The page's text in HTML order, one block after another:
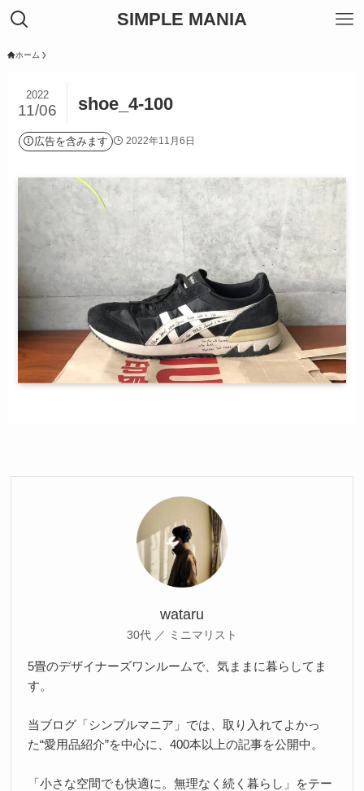
SIMPLE MANIA
ホーム
shoe_4-100
2022
11/06
広告を含みます 2022年11月6日
wataru
30代 ／ ミニマリスト
5畳のデザイナーズワンルームで、気ままに暮らしてま
す。
当ブログ「シンプルマニア」では、取り入れてよかっ
た“愛用品紹介”を中心に、400本以上の記事を公開中。
「小さな空間でも快適に。無理なく続く暮らし」をテー